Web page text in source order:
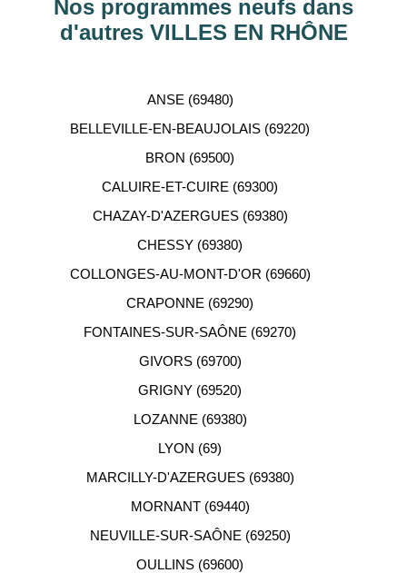
ACCOMPAGNEMENT
Notre équipe de conseillers se tient gratuitement à
Nos programmes neufs dans
d'autres VILLES EN RHÔNE
ANSE (69480)
BELLEVILLE-EN-BEAUJOLAIS (69220)
BRON (69500)
CALUIRE-ET-CUIRE (69300)
CHAZAY-D'AZERGUES (69380)
CHESSY (69380)
COLLONGES-AU-MONT-D'OR (69660)
CRAPONNE (69290)
FONTAINES-SUR-SAÔNE (69270)
GIVORS (69700)
GRIGNY (69520)
LOZANNE (69380)
LYON (69)
MARCILLY-D'AZERGUES (69380)
MORNANT (69440)
NEUVILLE-SUR-SAÔNE (69250)
OULLINS (69600)